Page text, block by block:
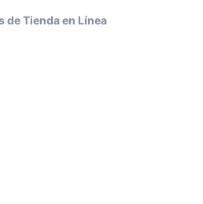
de Tienda en Línea